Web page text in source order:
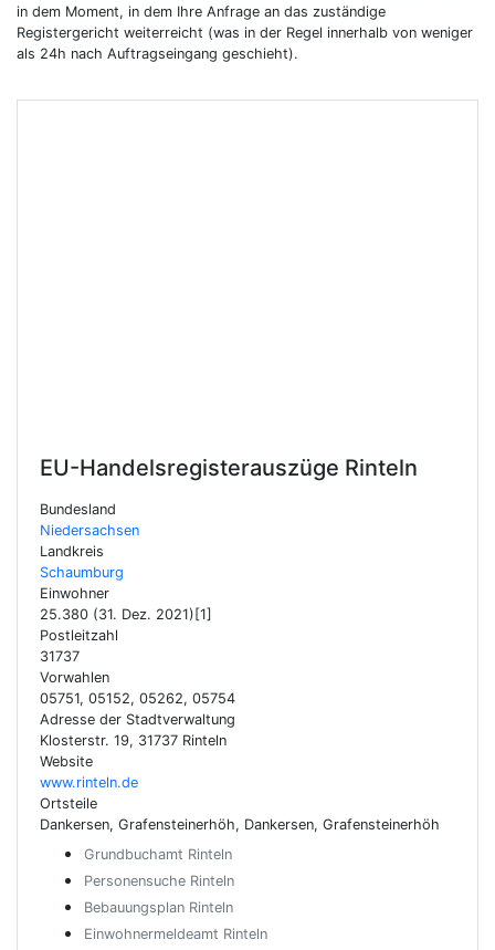
EU-Handelsregisterauszüge Rinteln
Bundesland
Niedersachsen
Landkreis
Schaumburg
Einwohner
25.380 (31. Dez. 2021)[1]
Postleitzahl
31737
Vorwahlen
05751, 05152, 05262, 05754
Adresse der Stadtverwaltung
Klosterstr. 19, 31737 Rinteln
Website
www.rinteln.de
Ortsteile
Dankersen, Grafensteinerhöh, Dankersen, Grafensteinerhöh
Grundbuchamt Rinteln
Personensuche Rinteln
Bebauungsplan Rinteln
Einwohnermeldeamt Rinteln
in dem Moment, in dem Ihre Anfrage an das zuständige
Registergericht weiterreicht (was in der Regel innerhalb von weniger
als 24h nach Auftragseingang geschieht).